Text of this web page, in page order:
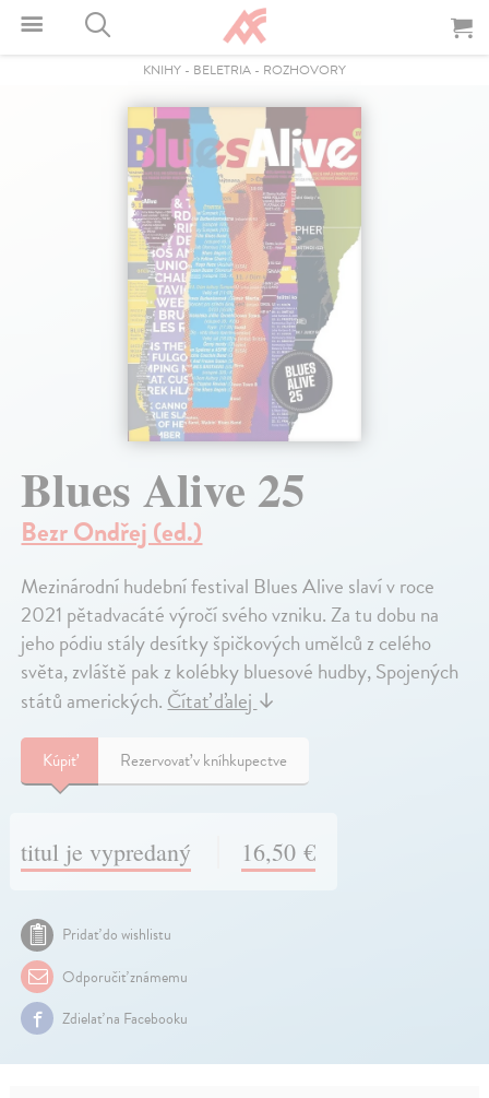
KNIHY - BELETRIA - ROZHOVORY
Blues Alive 25
Bezr Ondřej (ed.)
Mezinárodní hudební festival Blues Alive slaví v roce
2021 pětadvacáté výročí svého vzniku. Za tu dobu na
jeho pódiu stály desítky špičkových umělců z celého
světa, zvláště pak z kolébky bluesové hudby, Spojených
států amerických.Čítať ďalej↓
Kúpiť Rezervovať v kníhkupectve
titul je vypredaný 16,50 €
Pridať do wishlistu
Odporučiť známemu
Zdielať na Facebooku